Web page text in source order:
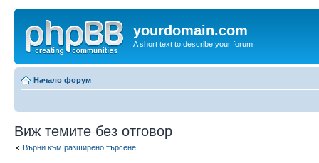
yourdomain.com
A short text to describe your forum
Начало форум
Виж темите без отговор
Върни към разширено търсене